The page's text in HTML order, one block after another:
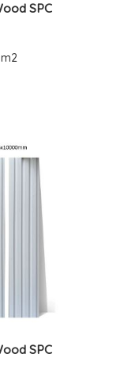
SPC
SPC